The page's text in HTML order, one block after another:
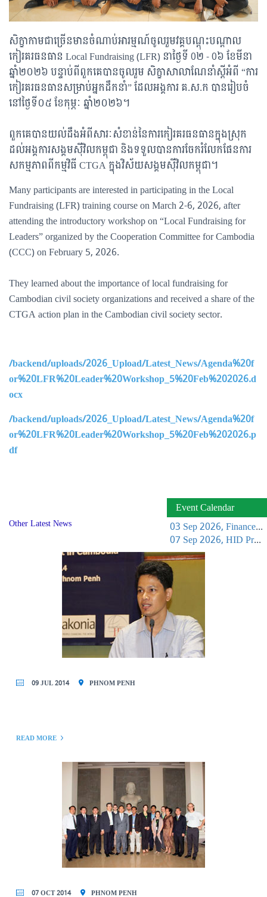
សិក្ខាកាមជាច្រើនមានចំណាប់អារម្មណ៍ចូលរួមវគ្គបណ្តុះបណ្តាល
កៀរគរធនធាន Local Fundraising (LFR) នាថ្ងៃទី 0២ - 0៦ ខែមីនា
ឆ្នាំ២០២៦ បន្ទាប់ពីពួកគេបានចូលរួម សិក្ខាសាលាណែនាំស្ដីអំពី “ការ
កៀរគរធនធានសម្រាប់អ្នកដឹកនាំ” ដែលអង្គការ គ.ស.ក បានរៀបចំ
នៅថ្ងៃទី០៥ ខែកុម្ភៈ ឆ្នាំ២០២៦។
ពួកគេបានយល់ដឹងអំពីសារៈសំខាន់នៃការកៀរគរធនធានក្នុងស្រុក
ដល់អង្គការសង្គមស៊ីវិលកម្ពុជា និងទទួលបានការចែករំលែកផែនការ
សកម្មភាពពីកម្មវិធី CTGA ក្នុងវិស័យសង្គមស៊ីវិលកម្ពុជា។
Many participants are interested in participating in the Local
Fundraising (LFR) training course on March 2-6, 2026, after
attending the introductory workshop on “Local Fundraising for
Leaders” organized by the Cooperation Committee for Cambodia
(CCC) on February 5, 2026.
They learned about the importance of local fundraising for
Cambodian civil society organizations and received a share of the
CTGA action plan in the Cambodian civil society sector.
/backend/uploads/2026_Upload/Latest_News/Agenda%20f
or%20LFR%20Leader%20Workshop_5%20Feb%202026.d
ocx
/backend/uploads/2026_Upload/Latest_News/Agenda%20f
or%20LFR%20Leader%20Workshop_5%20Feb%202026.p
df
Other Latest News
09 JUL 2014 PHNOM PENH
READ MORE
07 OCT 2014 PHNOM PENH
Event Calendar
03 Sep 2026, Finance Learning Forum
07 Sep 2026, HID Project Management Training